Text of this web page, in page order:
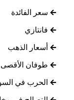
سعر الفائدة
فانتازي
أسعار الذهب
طوفان الأقصى
الحرب في